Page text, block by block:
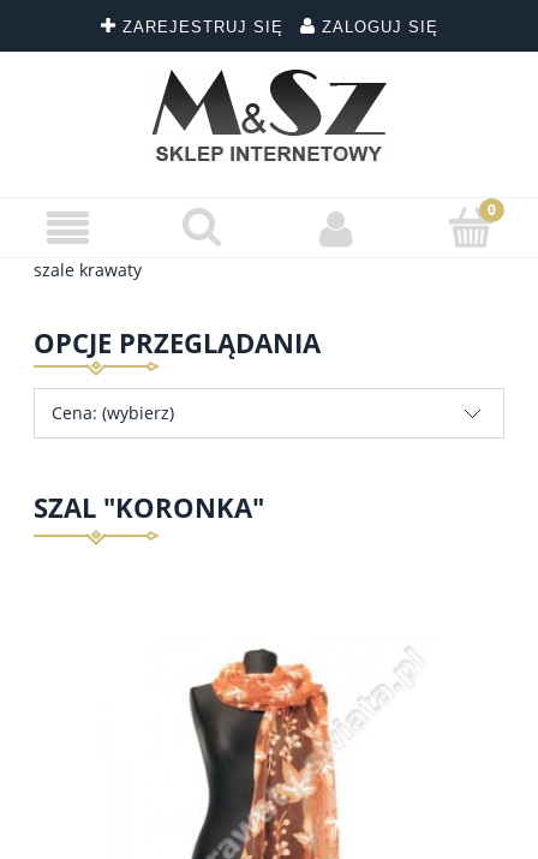
ZAREJESTRUJ SIĘ ZALOGUJ SIĘ
szale krawaty
OPCJE PRZEGLĄDANIA
Cena: (wybierz)
SZAL "KORONKA"